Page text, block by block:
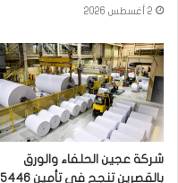
2 أغسطس 2026
شركة عجين الحلفاء والورق
بالقصرين تنجح في تأمين 5446